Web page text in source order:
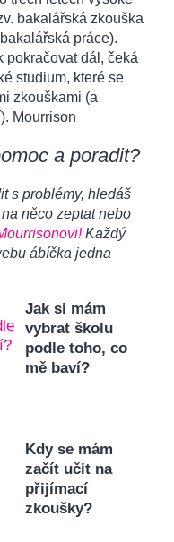
bakalářská zkouška
práce).
pokračovat dál, čeká
studium, které se
zkouškami (a
Mourrison
a poradit?
s problémy, hledáš
něco zeptat nebo
Každý
ábíčka jedna
Jak si mám
vybrat školu
podle toho, co
mě baví?
Kdy se mám
začít učit na
přijímací
zkoušky?